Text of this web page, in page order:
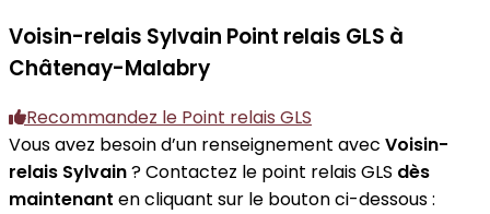
Voisin-relais Sylvain Point relais GLS à
Châtenay-Malabry
Recommandez le Point relais GLS
Vous avez besoin d’un renseignement avec Voisin-
relais Sylvain? Contactez le point relais GLS dès
maintenant en cliquant sur le bouton ci-dessous :